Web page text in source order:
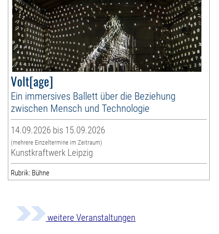
Volt[age]
Ein immersives Ballett über die Beziehung
zwischen Mensch und Technologie
14.09.2026 bis 15.09.2026
(mehrere Einzeltermine im Zeitraum)
Kunstkraftwerk Leipzig
Rubrik: Bühne
weitere Veranstaltungen